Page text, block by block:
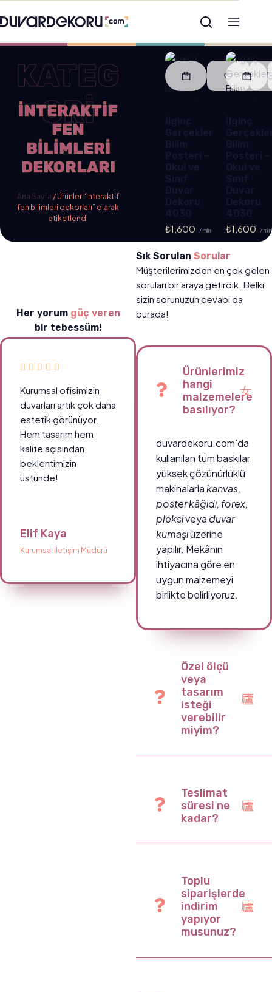
KATEG
ORİ
INTERAKTIF
FEN
BILIMLERI
DEKORLARI
Ana Sayfa / Ürünler “interaktif
fen bilimleri dekorları” olarak
etiketlendi
₺1,600 / min
₺1,600 / min
Her yorum güç veren
bir tebessüm!
Kurumsal ofisimizin
duvarları artık çok daha
estetik görünüyor.
Hem tasarım hem
kalite açısından
beklentimizin
üstünde!
Elif Kaya
Kurumsal İletişim Müdürü
Sık Sorulan Sorular
Müşterilerimizden en çok gelen
soruları bir araya getirdik. Belki
sizin sorunuzun cevabı da
burada!
Ürünlerimiz
hangi
malzemelere
basılıyor?
duvardekoru.com’da
kullanılan tüm baskılar
yüksek çözünürlüklü
makinalarlakanvas,
poster kâğıdı, forex,
pleksiveya duvar
kumaşıüzerine
yapılır. Mekânın
ihtiyacına göre en
uygun malzemeyi
birlikte belirliyoruz.
Özel ölçü
veya
tasarım
isteği
verebilir
miyim?
Teslimat
süresi ne
kadar?
Toplu
siparişlerde
indirim
yapıyor
musunuz?